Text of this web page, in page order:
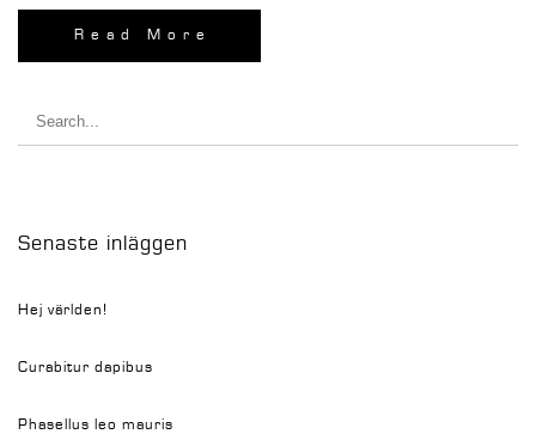
Read More
Search
for:
Senaste inläggen
Hej världen!
Curabitur dapibus
Phasellus leo mauris